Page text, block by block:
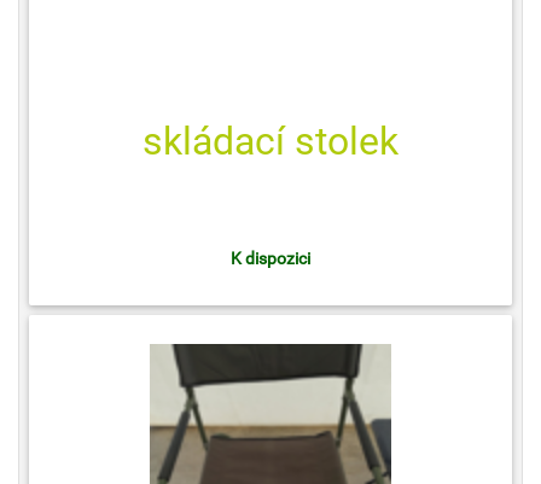
skládací stolek
K dispozici